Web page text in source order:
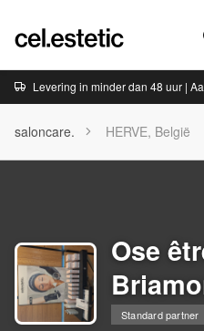
Levering in minder dan 48 uur |
saloncare. HERVE, België
Ose
Standard partner